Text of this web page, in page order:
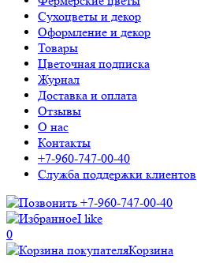
Сухоцветы и декор
Оформление и декор
Товары
Цветочная подписка
Журнал
Доставка и оплата
Отзывы
О нас
Контакты
+7-960-747-00-40
Служба поддержки клиентов
+7-960-747-00-40
I like
0
Корзина